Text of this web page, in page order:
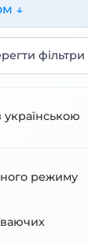
↓
фільтри
українською
режиму